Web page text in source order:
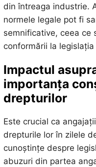
din întreaga industrie.
normele legale pot fi
semnificative, ceea ce
conformării la legislația
Impactul
importanța
drepturilor
Este crucial ca
drepturile lor în zilele
cunoștințe despre
abuzuri din partea